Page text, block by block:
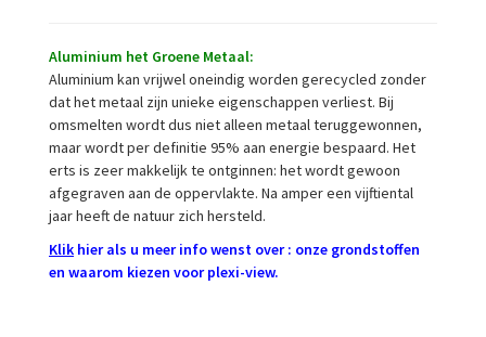
Aluminium het Groene Metaal:
Aluminium kan vrijwel oneindig worden gerecycled zonder
dat het metaal zijn unieke eigenschappen verliest. Bij
omsmelten wordt dus niet alleen metaal teruggewonnen,
maar wordt per definitie 95% aan energie bespaard. Het
erts is zeer makkelijk te ontginnen: het wordt gewoon
afgegraven aan de oppervlakte. Na amper een vijftiental
jaar heeft de natuur zich hersteld.
Klik hier als u meer info wenst over : onze grondstoffen
en waarom kiezen voor plexi-view.